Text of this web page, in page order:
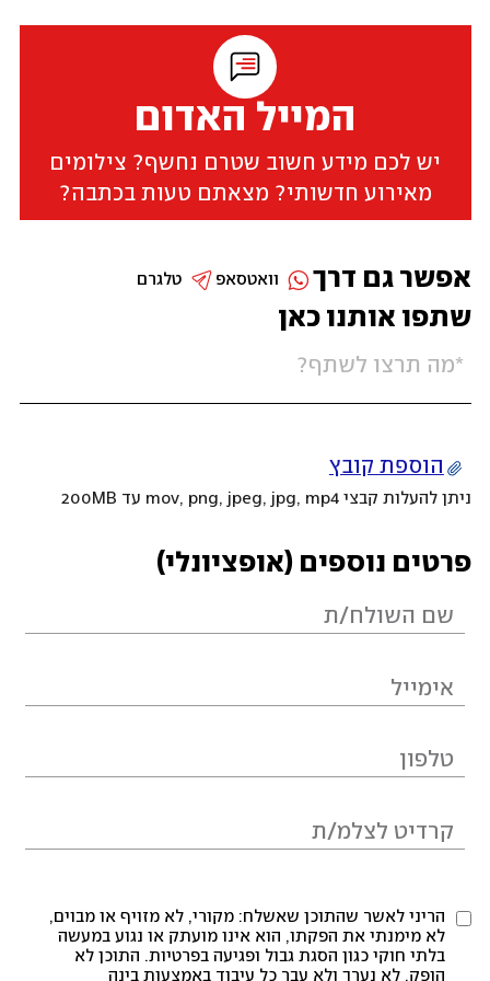
המייל האדום
יש לכם מידע חשוב שטרם נחשף? צילומים
מאירוע חדשותי? מצאתם טעות בכתבה?
שתפו אותנו כאן
הוספת קובץ
ניתן להעלות קבצי mov, png, jpeg, jpg, mp4 עד 200MB
פרטים נוספים (אופציונלי)
הריני לאשר שהתוכן שאשלח: מקורי, לא מזויף או מבוים,
לא מימנתי את הפקתו, הוא אינו מועתק או נגוע במעשה
בלתי חוקי כגון הסגת גבול ופגיעה בפרטיות. התוכן לא
הופק, לא נערך ולא עבר כל עיבוד באמצעות בינה
אפשר גם דרך טלגרם וואטסאפ